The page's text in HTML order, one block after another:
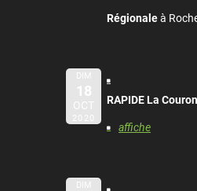
Régionaleà
DIM
18
OCT
2020
RAPIDE La
affiche
DIM